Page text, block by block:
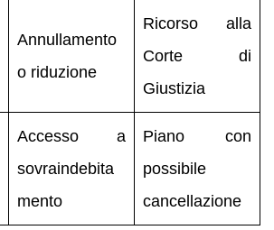
Annullamento
o riduzione
Ricorso alla
Corte di
Giustizia
Accesso a
sovraindebita
mento
Piano con
possibile
cancellazione